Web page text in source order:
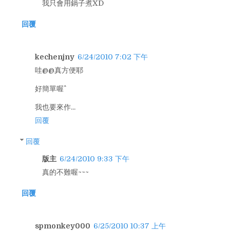
我只會用鍋子煮XD
回覆
kechenjny 6/24/2010 7:02 下午
哇@@真方便耶
好簡單喔^^
我也要來作...
回覆
回覆
版主 6/24/2010 9:33 下午
真的不難喔~~~
回覆
spmonkey000 6/25/2010 10:37 上午